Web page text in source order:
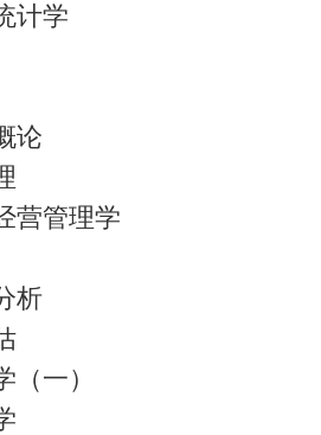
计学
论
营管理学
析
一）